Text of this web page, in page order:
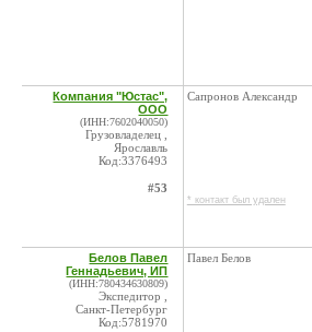
Компания "Юстас",
ООО
(ИНН:7602040050)
Грузовладелец ,
Ярославль
Код:3376493
#53
Сапронов Александр
* контакт был удален
Белов Павел
Геннадьевич, ИП
(ИНН:780434630809)
Экспедитор ,
Санкт-Петербург
Код:5781970
Павел Белов